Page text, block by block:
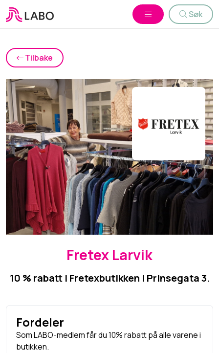
Søk
Tilbake
Fretex Larvik
10 % rabatt i Fretexbutikken i Prinsegata 3.
Fordeler
Som LABO-medlem får du 10% rabatt på alle varene i
butikken.